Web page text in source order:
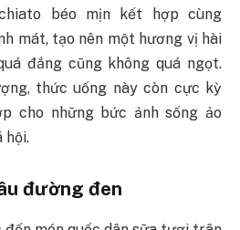
béo mịn kết hợp cùng
mát, tạo nên một hương vị hài
đắng cũng không quá ngọt.
thức uống này còn cực kỳ
cho những bức ảnh sống ảo
hội.
đường đen